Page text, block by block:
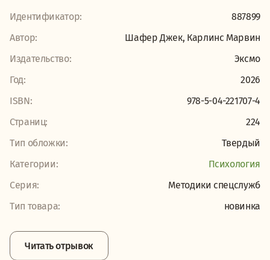
Идентификатор:
887899
Автор:
Шафер Джек, Карлинс Марвин
Издательство:
Эксмо
Год:
2026
ISBN:
978-5-04-221707-4
Страниц:
224
Тип обложки:
Твердый
Категории:
Психология
Серия:
Методики спецслужб
Тип товара:
новинка
Читать отрывок